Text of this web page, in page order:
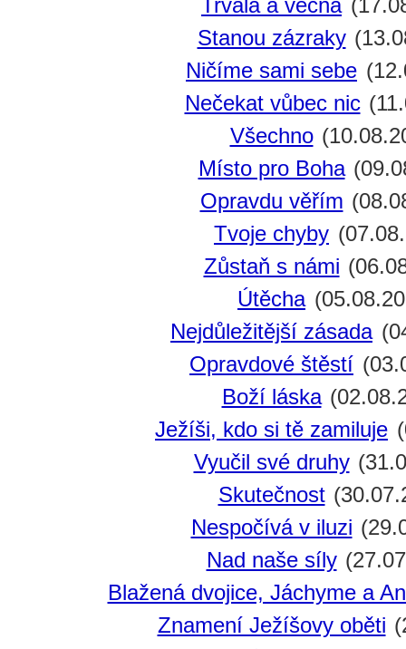
Trvalá a věčná
Stanou zázraky
Ničíme sami sebe
Nečekat vůbec nic
Všechno
Místo pro Boha
Opravdu věřím
Tvoje chyby
Zůstaň s námi
Útěcha
Nejdůležitější zásada
Opravdové štěstí
Boží láska
Ježíši, kdo si tě zamiluje
Vyučil své druhy
Skutečnost
Nespočívá v iluzi
Nad naše síly
Blažená dvojice, Jáchyme a
Znamení Ježíšovy oběti